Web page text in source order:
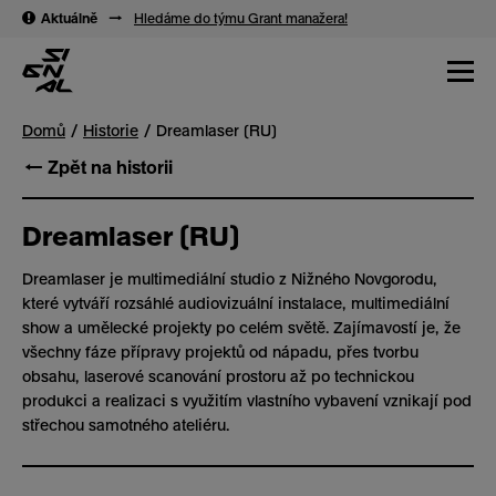
Aktuálně → Hledáme do týmu Grant manažera!
Domů Historie Dreamlaser (RU)
← Zpět na historii
Dreamlaser (RU)
Dreamlaser je multimediální studio z Nižného Novgorodu,
které vytváří rozsáhlé audiovizuální instalace, multimediální
show a umělecké projekty po celém světě. Zajímavostí je, že
všechny fáze přípravy projektů od nápadu, přes tvorbu
obsahu, laserové scanování prostoru až po technickou
produkci a realizaci s využitím vlastního vybavení vznikají pod
střechou samotného ateliéru.